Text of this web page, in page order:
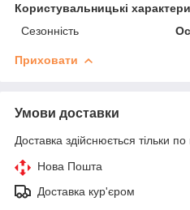
Користувальницькі
Сезонність
Приховати
Умови доставки
Доставка здійснюється тільки по
Нова Пошта
Доставка кур'єром